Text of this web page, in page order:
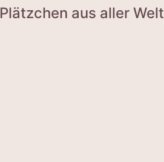
Plätzchen aus aller Welt